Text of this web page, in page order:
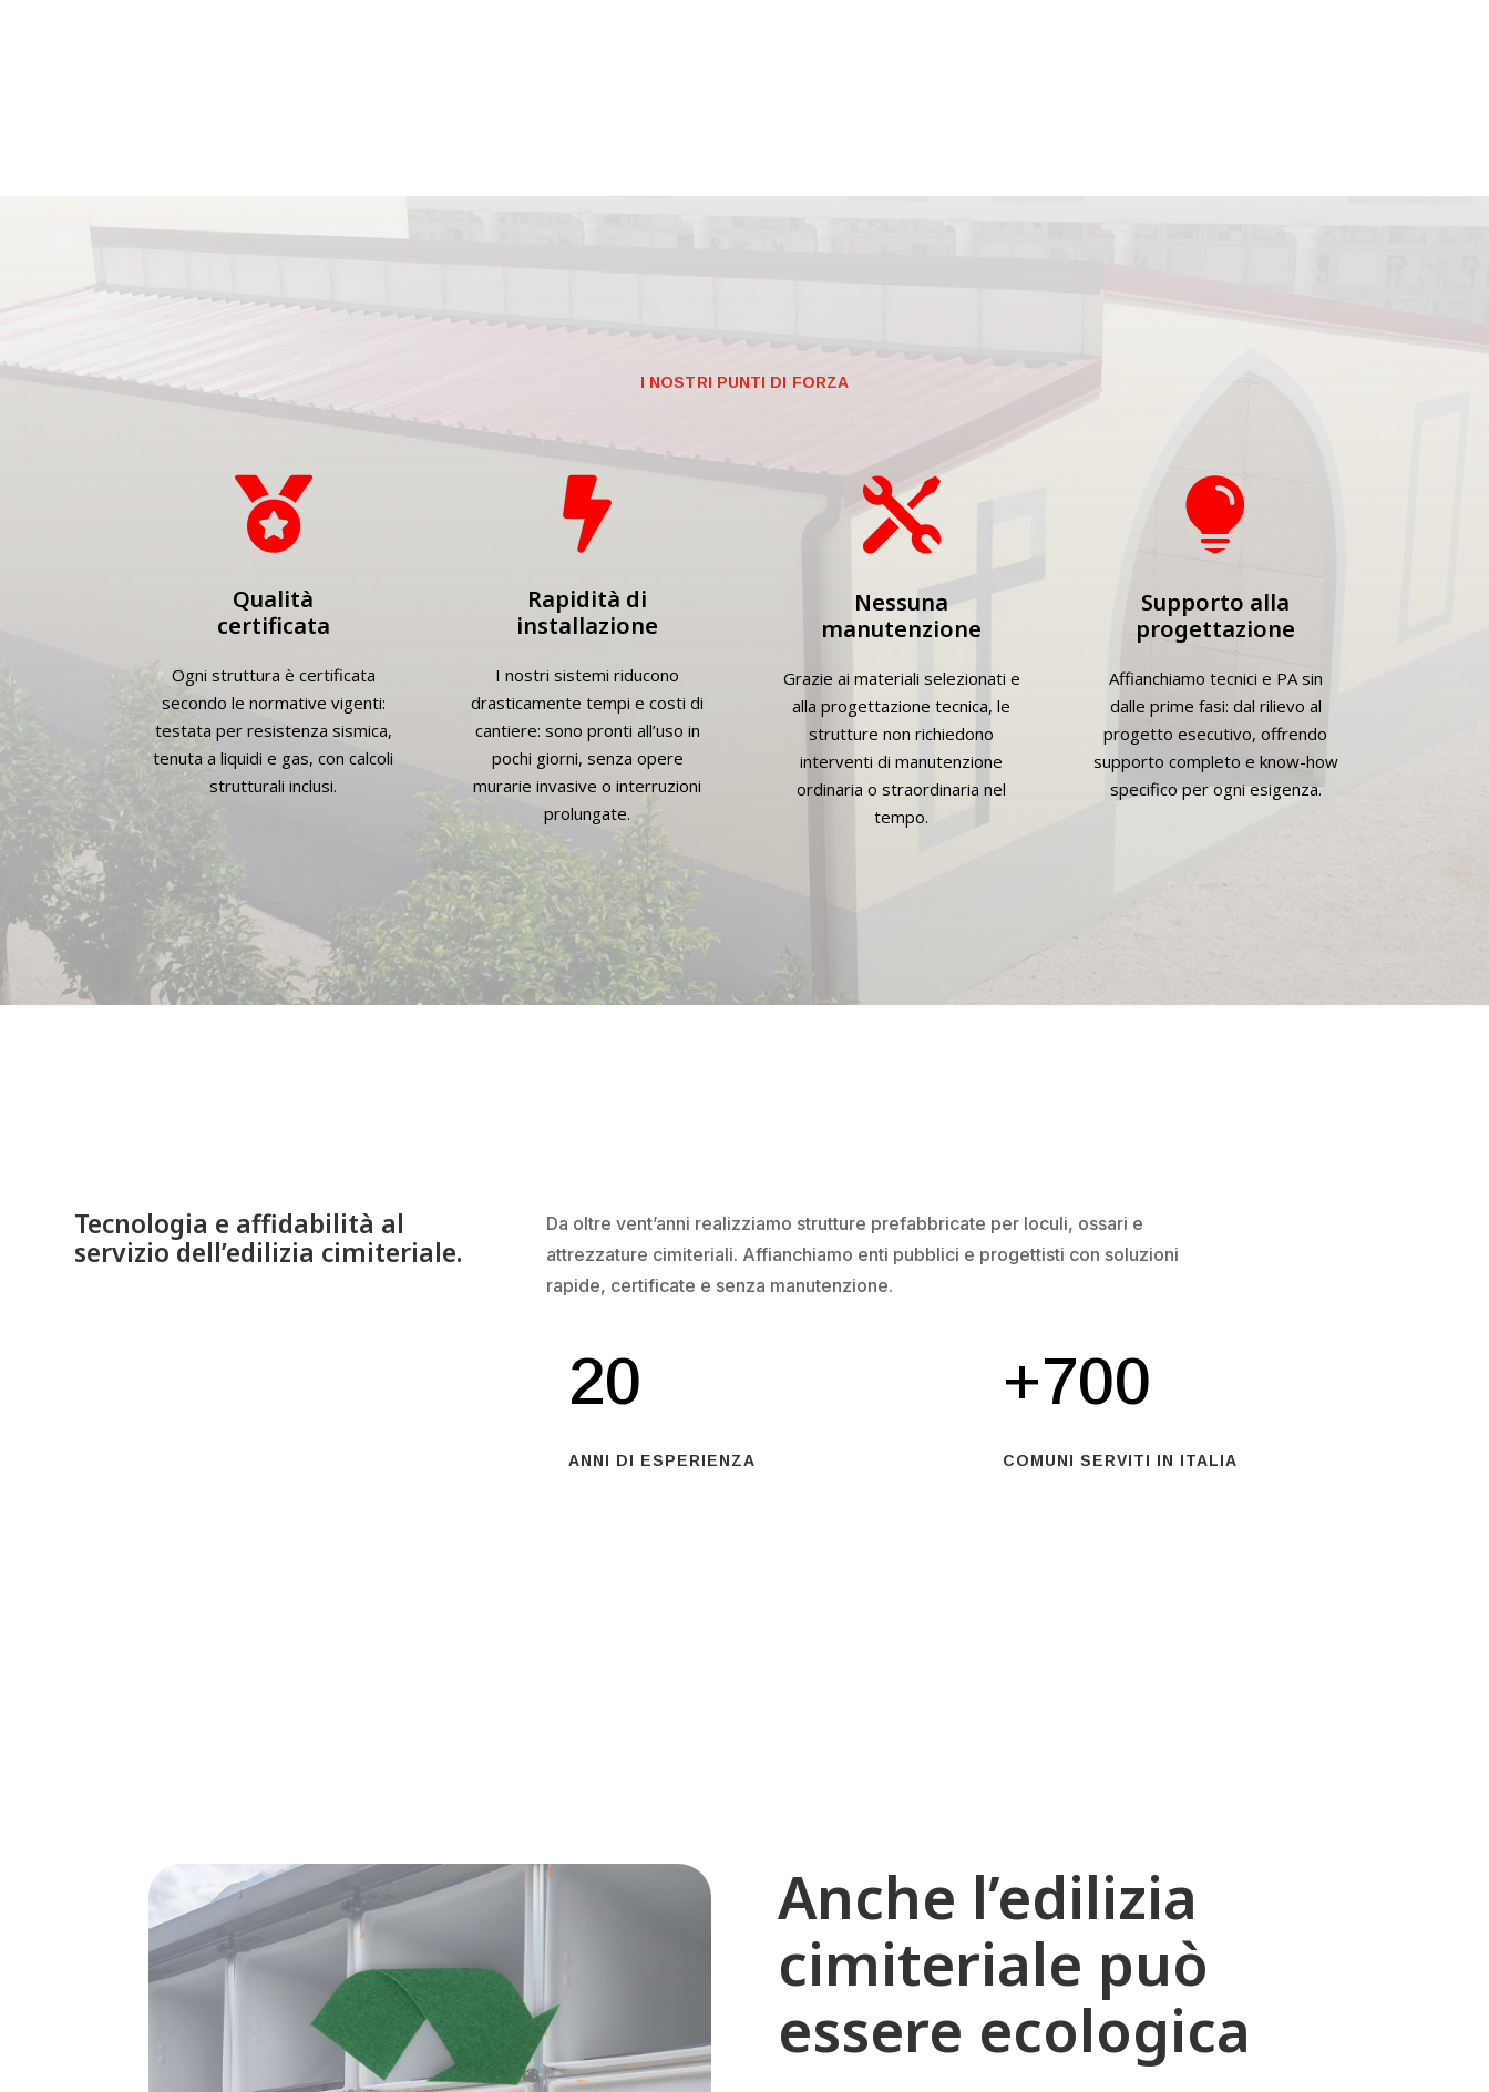
I NOSTRI PUNTI DI FORZA

Qualità
certificata
Ogni struttura è certificata
secondo le normative vigenti:
testata per resistenza sismica,
tenuta a liquidi e gas, con calcoli
strutturali inclusi.

Rapidità di
installazione
I nostri sistemi riducono
drasticamente tempi e costi di
cantiere: sono pronti all’uso in
pochi giorni, senza opere
murarie invasive o interruzioni
prolungate.

Nessuna
manutenzione
Grazie ai materiali selezionati e
alla progettazione tecnica, le
strutture non richiedono
interventi di manutenzione
ordinaria o straordinaria nel
tempo.

Supporto alla
progettazione
Affianchiamo tecnici e PA sin
dalle prime fasi: dal rilievo al
progetto esecutivo, offrendo
supporto completo e know-how
specifico per ogni esigenza.
Tecnologia e affidabilità al
servizio dell’edilizia cimiteriale.
Da oltre vent’anni realizziamo strutture prefabbricate per loculi, ossari e
attrezzature cimiteriali. Affianchiamo enti pubblici e progettisti con soluzioni
rapide, certificate e senza manutenzione.
20
ANNI DI ESPERIENZA
+700
COMUNI SERVITI IN ITALIA
Anche l’edilizia
cimiteriale può
essere ecologica